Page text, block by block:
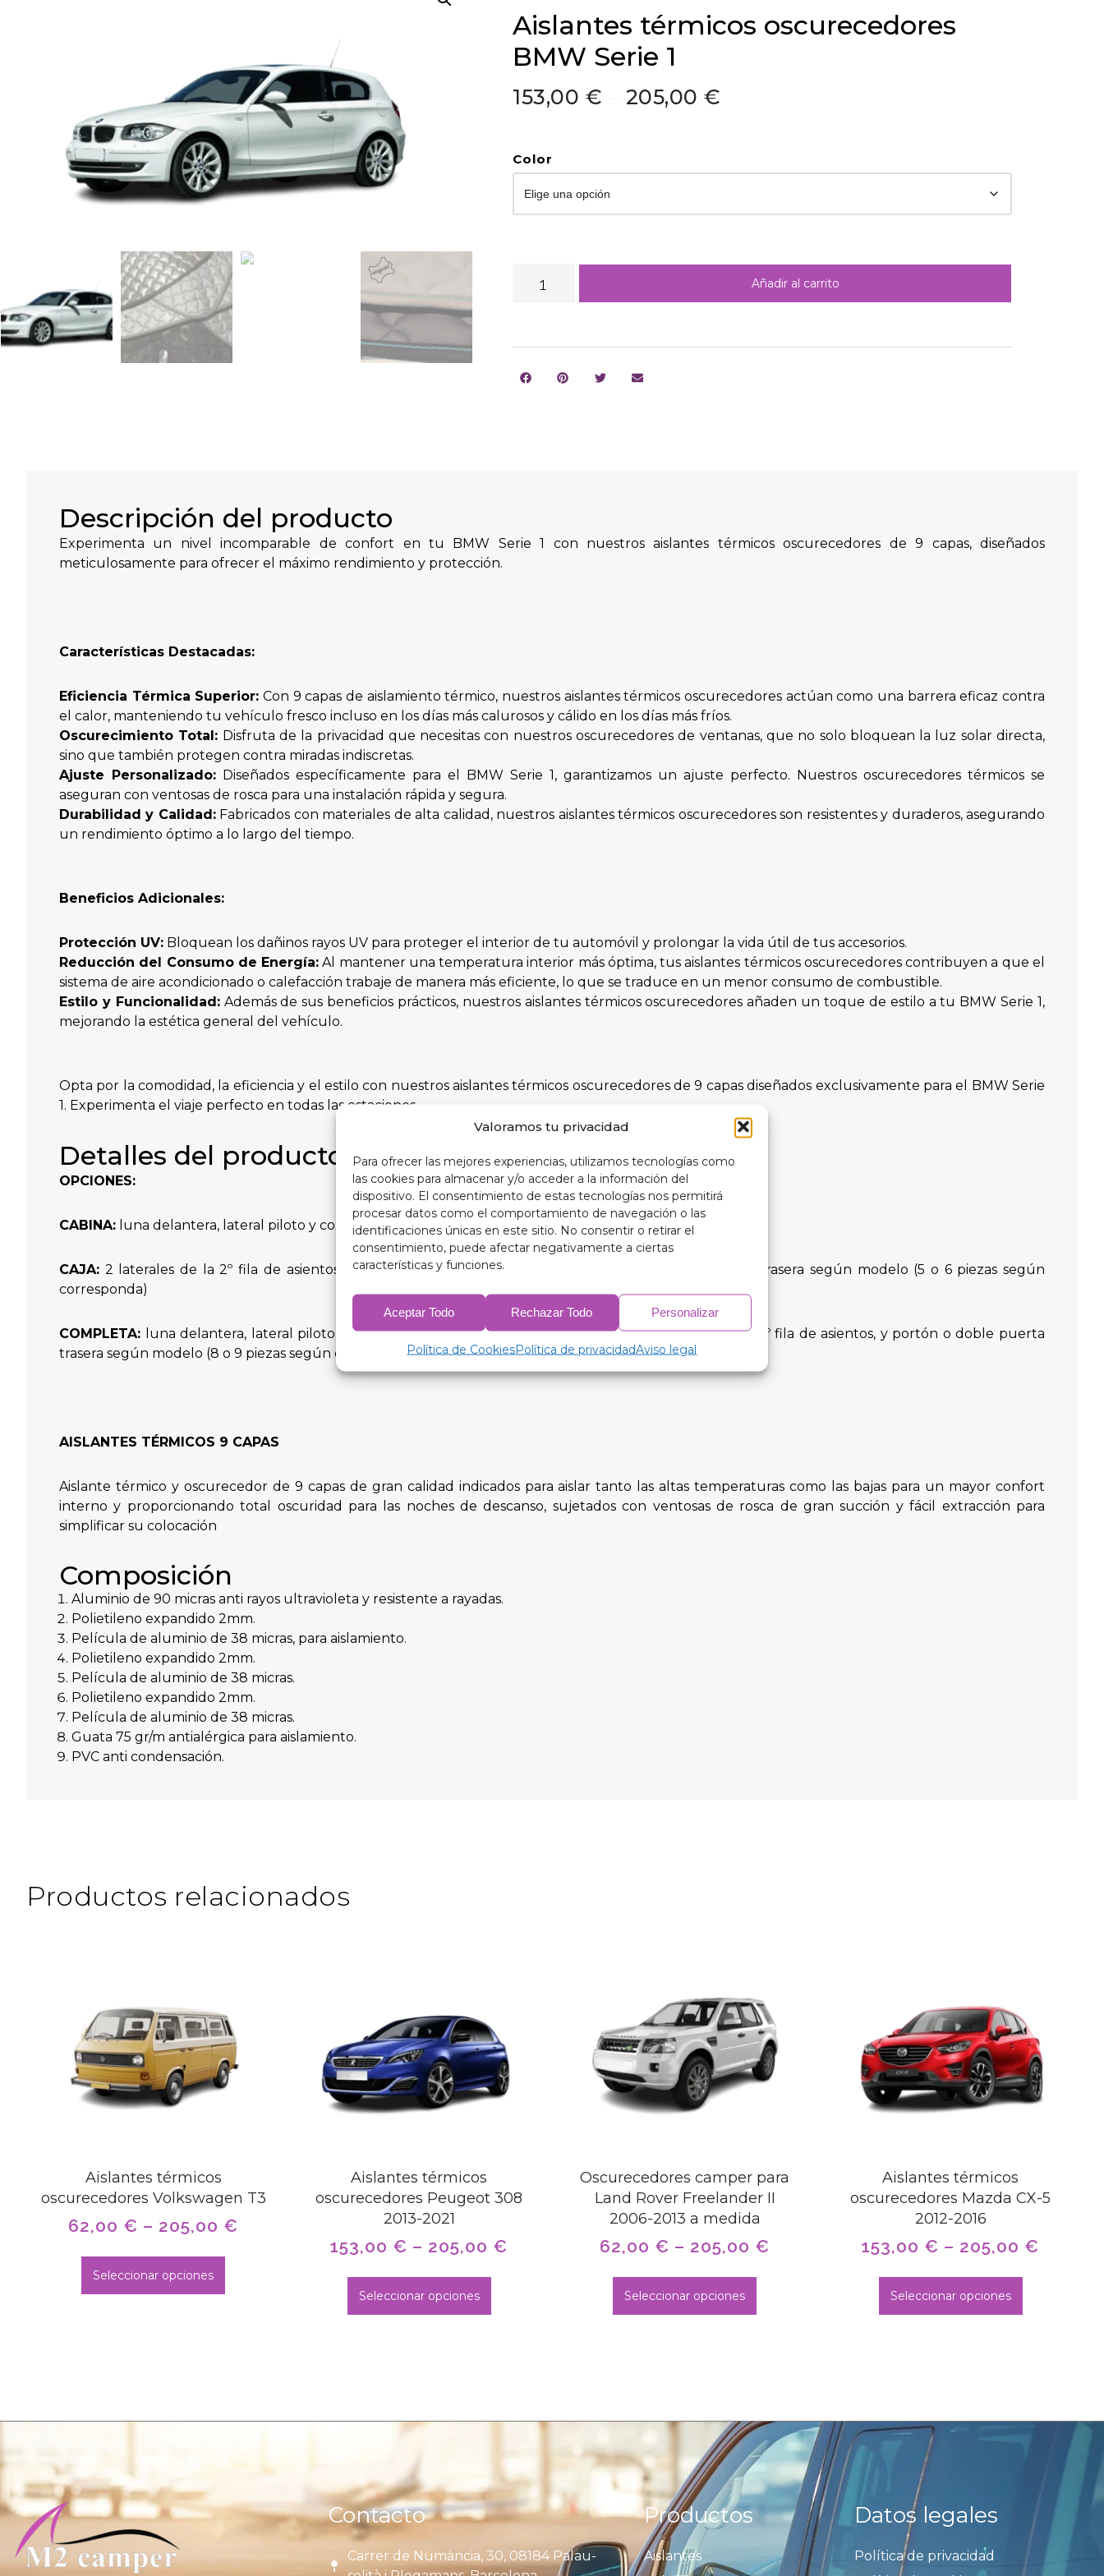
Valoramos tu privacidad
Para ofrecer las mejores experiencias, utilizamos tecnologías como
las cookies para almacenar y/o acceder a la información del
dispositivo. El consentimiento de estas tecnologías nos permitirá
procesar datos como el comportamiento de navegación o las
identificaciones únicas en este sitio. No consentir o retirar el
consentimiento, puede afectar negativamente a ciertas
características y funciones.
Aceptar Todo Rechazar Todo Personalizar
Política de CookiesPolítica de privacidadAviso legal
Aislantes térmicos oscurecedores
BMW Serie 1
153,00 € 205,00 €
Color
Añadir al carrito
Descripción del producto
Experimenta un nivel incomparable de confort en tu BMW Serie 1 con nuestros aislantes térmicos oscurecedores de 9 capas, diseñados
meticulosamente para ofrecer el máximo rendimiento y protección.
Características Destacadas:
Eficiencia Térmica Superior: Con 9 capas de aislamiento térmico, nuestros aislantes térmicos oscurecedores actúan como una barrera eficaz contra
el calor, manteniendo tu vehículo fresco incluso en los días más calurosos y cálido en los días más fríos.
Oscurecimiento Total: Disfruta de la privacidad que necesitas con nuestros oscurecedores de ventanas, que no solo bloquean la luz solar directa,
sino que también protegen contra miradas indiscretas.
Ajuste Personalizado: Diseñados específicamente para el BMW Serie 1, garantizamos un ajuste perfecto. Nuestros oscurecedores térmicos se
aseguran con ventosas de rosca para una instalación rápida y segura.
Durabilidad y Calidad:Fabricados con materiales de alta calidad, nuestros aislantes térmicos oscurecedores son resistentes y duraderos, asegurando
un rendimiento óptimo a lo largo del tiempo.
Beneficios Adicionales:
Protección UV: Bloquean los dañinos rayos UV para proteger el interior de tu automóvil y prolongar la vida útil de tus accesorios.
Reducción del Consumo de Energía: Al mantener una temperatura interior más óptima, tus aislantes térmicos oscurecedores contribuyen a que el
sistema de aire acondicionado o calefacción trabaje de manera más eficiente, lo que se traduce en un menor consumo de combustible.
Estilo y Funcionalidad:Además de sus beneficios prácticos, nuestros aislantes térmicos oscurecedores añaden un toque de estilo a tu BMW Serie 1,
mejorando la estética general del vehículo.
Opta por la comodidad, la eficiencia y el estilo con nuestros aislantes térmicos oscurecedores de 9 capas diseñados exclusivamente para el BMW Serie
1. Experimenta el viaje perfecto en todas las estaciones.
Detalles del producto
OPCIONES:
CABINA: luna delantera, lateral piloto y copiloto (3 piezas) (5 piezas en caso de que lleve triangulitos)
CAJA: 2 laterales de la 2º fila de asientos, 2 laterales de la 3º fila de asientos y portón o doble puerta trasera según modelo (5 o 6 piezas según
corresponda)
COMPLETA:
luna delantera, lateral piloto y copiloto, 2 laterales de la 2º fila de asientos, 2 laterales de la 3º fila de asientos, y portón o doble puerta
trasera según modelo (8 o 9 piezas según corresponda) en caso de llevar triangulitos serian 10 o 11
AISLANTES TÉRMICOS 9 CAPAS
Aislante térmico y oscurecedor de 9 capas de gran calidad indicados para aislar tanto las altas temperaturas como las bajas para un mayor confort
interno y proporcionando total oscuridad para las noches de descanso, sujetados con ventosas de rosca de gran succión y fácil extracción para
simplificar su colocación
Composición
Aluminio de 90 micras anti rayos ultravioleta y resistente a rayadas.
Polietileno expandido 2mm.
Película de aluminio de 38 micras, para aislamiento.
Polietileno expandido 2mm.
Película de aluminio de 38 micras.
Polietileno expandido 2mm.
Película de aluminio de 38 micras.
Guata 75 gr/m antialérgica para aislamiento.
PVC anti condensación.
Productos relacionados
Aislantes térmicos
oscurecedores Volkswagen T3
62,00 € – 205,00 €
Seleccionar opciones
Aislantes térmicos
oscurecedores Peugeot 308
2013-2021
153,00 € – 205,00 €
Seleccionar opciones
Oscurecedores camper para
Land Rover Freelander II
2006-2013 a medida
62,00 € – 205,00 €
Seleccionar opciones
Aislantes térmicos
oscurecedores Mazda CX-5
2012-2016
153,00 € – 205,00 €
Seleccionar opciones
Contacto
Carrer de Numància, 30, 08184 Palau-
Productos
Aislantes
Datos legales
Política de privacidad